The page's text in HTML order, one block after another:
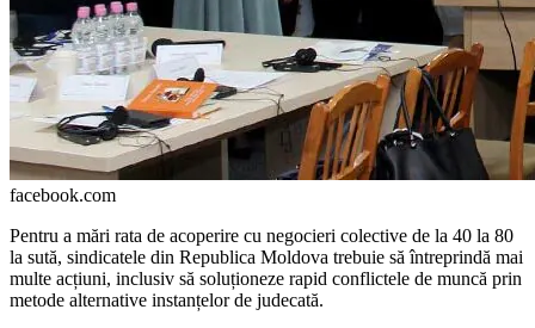
facebook.com
Pentru a mări rata de acoperire cu ne­gocieri colective de la 40 la 80
la sută, sindicatele din Republica Moldova tre­buie să întreprindă mai
multe acțiuni, inclusiv să soluționeze rapid conflictele de muncă prin
metode alternative instanțelor de judecată.